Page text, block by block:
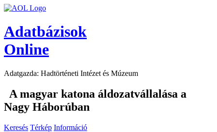
Adatbázisok
Online
Adatgazda: Hadtörténeti Intézet és Múzeum
A magyar katona áldozatvállalása a
Nagy Háborúban
Keresés Térkép Információ